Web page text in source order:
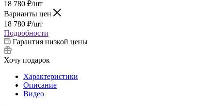
18 780 ₽/шт
Варианты цен
18 780 ₽/шт
Подробности
Гарантия низкой цены
Хочу подарок
Характеристики
Описание
Видео